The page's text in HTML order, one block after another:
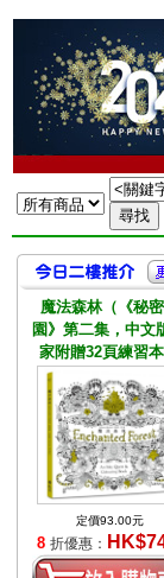
魔法森林（《秘
園》第二集，中文
家附贈32頁練習本
定價93.00元
8 折優惠：